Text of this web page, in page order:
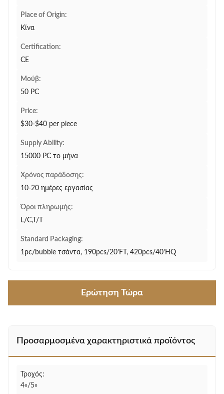
Place of Origin:
Κίνα
Certification:
CE
Μούβ:
50 PC
Price:
$30-$40 per piece
Supply Ability:
15000 PC το μήνα
Χρόνος παράδοσης:
10-20 ημέρες εργασίας
Όροι πληρωμής:
L/C,T/T
Standard Packaging:
1pc/bubble τσάντα, 190pcs/20'FT, 420pcs/40'HQ
Ερώτηση Τώρα
Προσαρμοσμένα χαρακτηριστικά προϊόντος
Τροχός:
4»/5»